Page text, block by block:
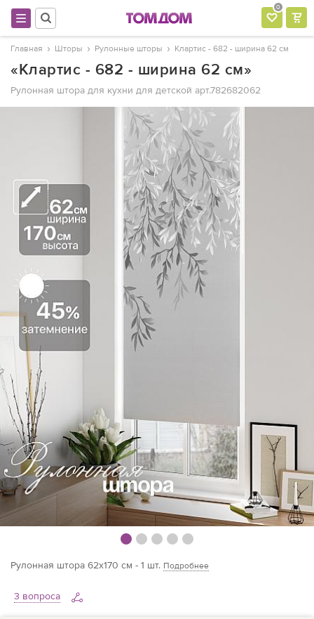
0
Главная Шторы Рулонные шторы Клартис - 682 - ширина 62 см
«Клартис - 682 - ширина 62 см»
Рулонная штора для кухни для детской арт.782682062
Рулонная штора 62х170 см - 1 шт. Подробнее
3 вопроса